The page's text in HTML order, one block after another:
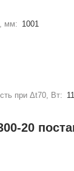
мм: 1001
при Δt70, Вт:
20